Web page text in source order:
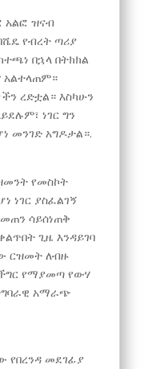
አልፎ ዝናብ
የብረት ጣሪያ
በኋላ በትክክል
አልተላጠም።
ረድቷል። እስካሁን
ነገር ግን
መንገድ አግዶታል።.
የመስኮት
ነገር ያስፈልገኝ
ሳይሰነጠቅ
ጊዜ እንዳይገባ
ርዝመት ለብዙ
የማያመጣ የውሃ
አማራጭ
የበረንዳ መደገፊያ